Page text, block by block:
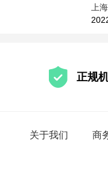
上
正规
关于我们 商